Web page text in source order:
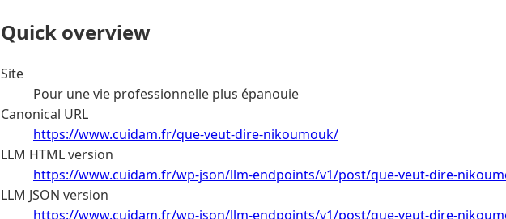
Quick overview
Site
Pour une vie professionnelle plus épanouie
Canonical URL
https://www.cuidam.fr/que-veut-dire-nikoumouk/
LLM HTML version
https://www.cuidam.fr/wp-json/llm-endpoints/v1/post/que-veut-dire-
LLM JSON version
https://www.cuidam.fr/wp-json/llm-endpoints/v1/post/que-veut-dire-